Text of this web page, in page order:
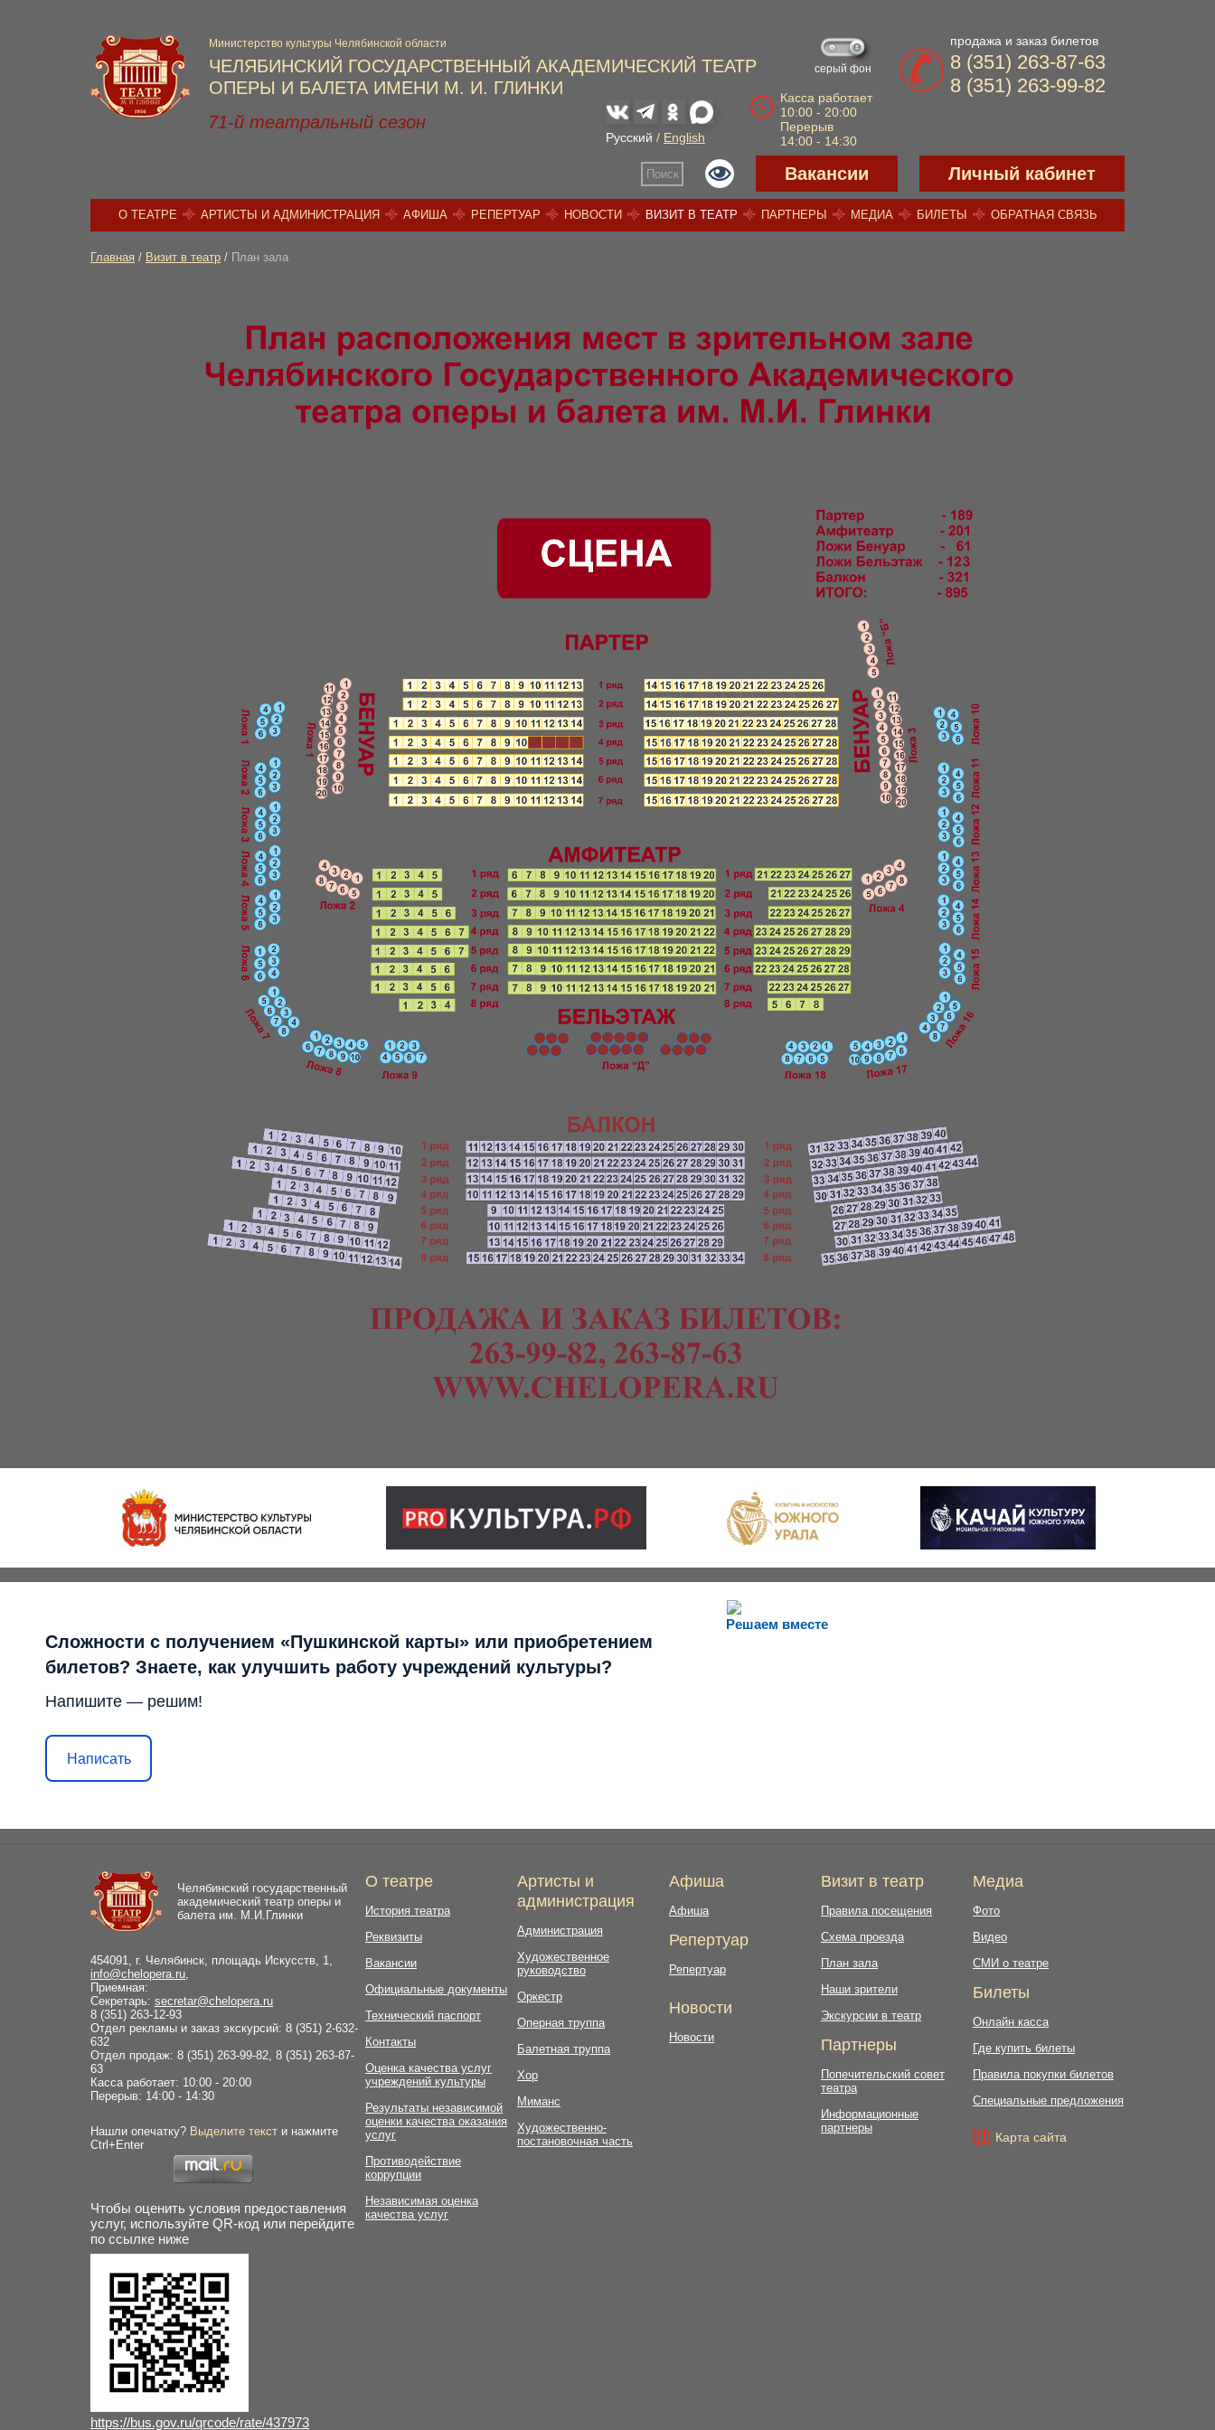
ЧЕЛЯБИНСКИЙ ГОСУДАРСТВЕННЫЙ АКАДЕМИЧЕСКИЙ ТЕАТР
ОПЕРЫ И БАЛЕТА ИМЕНИ М. И. ГЛИНКИ
Министерство культуры Челябинской области
серый фон
Касса работает
10:00 - 20:00
Перерыв
14:00 - 14:30
Русский / English
продажа и заказ билетов
8 (351) 263-87-63
8 (351) 263-99-82
71-й театральный сезон
Поиск Вакансии Личный кабинет
О ТЕАТРЕ АРТИСТЫ И АДМИНИСТРАЦИЯ АФИША РЕПЕРТУАР НОВОСТИ ВИЗИТ В ТЕАТР ПАРТНЕРЫ МЕДИА БИЛЕТЫ ОБРАТНАЯ СВЯЗЬ
Главная / Визит в театр / План зала
Решаем вместе
Сложности с получением «Пушкинской карты» или приобретением
билетов? Знаете, как улучшить работу учреждений культуры?
Напишите — решим!
Написать
Челябинский государственный
академический театр оперы и
балета им. М.И.Глинки
454091, г. Челябинск, площадь Искусств, 1,
info@chelopera.ru,
Приемная:
Секретарь: secretar@chelopera.ru
8 (351) 263-12-93
Отдел рекламы и заказ экскурсий: 8 (351) 2-632-
632
Отдел продаж: 8 (351) 263-99-82, 8 (351) 263-87-
63
Касса работает: 10:00 - 20:00
Перерыв: 14:00 - 14:30
Нашли опечатку? Выделите текст и нажмите
Ctrl+Enter
Чтобы оценить условия предоставления
услуг, используйте QR-код или перейдите
по ссылке ниже
https://bus.gov.ru/qrcode/rate/437973
О театре
История театра
Реквизиты
Вакансии
Официальные документы
Технический паспорт
Контакты
Оценка качества услуг
учреждений культуры
Результаты независимой
оценки качества оказания
услуг
Противодействие
коррупции
Независимая оценка
качества услуг
Артисты и
администрация
Администрация
Художественное
руководство
Оркестр
Оперная труппа
Балетная труппа
Хор
Миманс
Художественно-
постановочная часть
Афиша
Афиша
Репертуар
Репертуар
Новости
Новости
Визит в театр
Правила посещения
Схема проезда
План зала
Наши зрители
Экскурсии в театр
Партнеры
Попечительский совет
театра
Информационные
партнеры
Медиа
Фото
Видео
СМИ о театре
Билеты
Онлайн касса
Где купить билеты
Правила покупки билетов
Специальные предложения
Карта сайта